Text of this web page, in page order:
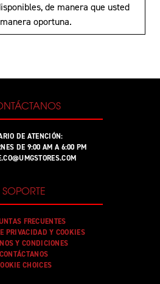
de manera que usted
oportuna.
DE ATENCIÓN:
DE 9:00 AM A 6:00 PM
SOPORTE
FRECUENTES
PRIVACIDAD Y COOKIES
Y CONDICIONES
CONTÁCTANOS
CHOICES